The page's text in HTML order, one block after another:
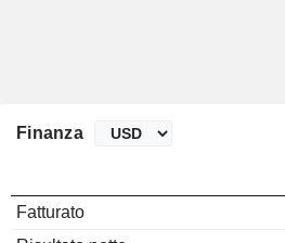
Finanza
Fatturato